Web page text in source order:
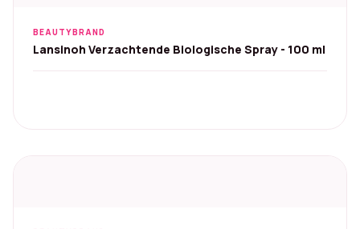
BEAUTYBRAND
Lansinoh Verzachtende Biologische Spray - 100 ml